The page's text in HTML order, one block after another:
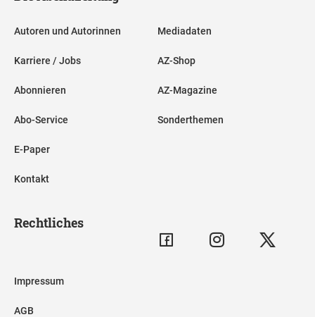
Autoren und Autorinnen
Karriere / Jobs
Abonnieren
Abo-Service
E-Paper
Kontakt
Mediadaten
AZ-Shop
AZ-Magazine
Sonderthemen
Rechtliches
Impressum
AGB